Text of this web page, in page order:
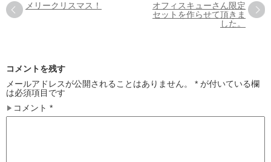
メリークリスマス！
オフィスキューさん限定
セットを作らせて頂きま
した。
コメントを残す
メールアドレスが公開されることはありません。
* が付いている欄
は必須項目です
コメント *